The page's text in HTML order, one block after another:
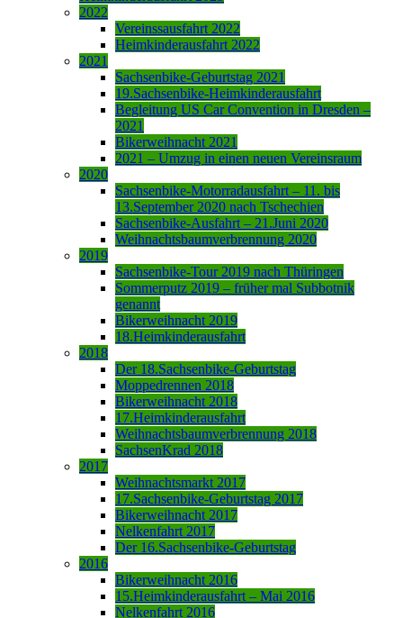
2022
Vereinssausfahrt 2022
Heimkinderausfahrt 2022
2021
Sachsenbike-Geburtstag 2021
19.Sachsenbike-Heimkinderausfahrt
Begleitung US Car Convention in Dresden –
2021
Bikerweihnacht 2021
2021 – Umzug in einen neuen Vereinsraum
2020
Sachsenbike-Motorradausfahrt – 11. bis
13.September 2020 nach Tschechien
Sachsenbike-Ausfahrt – 21.Juni 2020
Weihnachtsbaumverbrennung 2020
2019
Sachsenbike-Tour 2019 nach Thüringen
Sommerputz 2019 – früher mal Subbotnik
genannt
Bikerweihnacht 2019
18.Heimkinderausfahrt
2018
Der 18.Sachsenbike-Geburtstag
Moppedrennen 2018
Bikerweihnacht 2018
17.Heimkinderausfahrt
Weihnachtsbaumverbrennung 2018
SachsenKrad 2018
2017
Weihnachtsmarkt 2017
17.Sachsenbike-Geburtstag 2017
Bikerweihnacht 2017
Nelkenfahrt 2017
Der 16.Sachsenbike-Geburtstag
2016
Bikerweihnacht 2016
15.Heimkinderausfahrt – Mai 2016
Nelkenfahrt 2016